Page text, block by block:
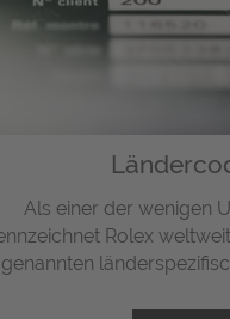
Als einer der wenigen
Rolex